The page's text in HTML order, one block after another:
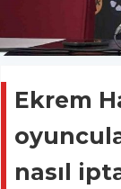
Ekrem
nasıl